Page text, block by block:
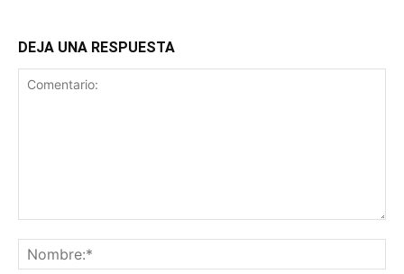
DEJA UNA RESPUESTA